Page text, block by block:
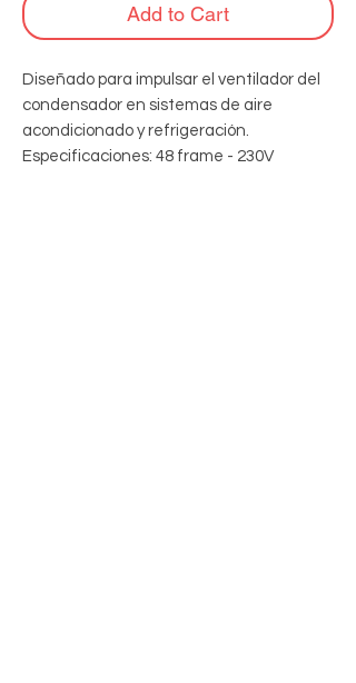
Add to Cart
Diseñado para impulsar el ventilador del
condensador en sistemas de aire
acondicionado y refrigeración.
Especificaciones: 48 frame - 230V